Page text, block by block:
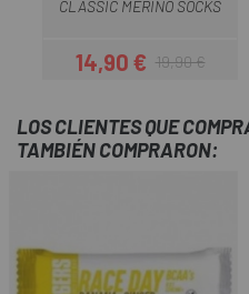
CLASSIC MERINO SOCKS
Precio
14,90 €Precio regular
19,90 €
LOS CLIENTES QUE
TAMBIÉN COMPRARON: